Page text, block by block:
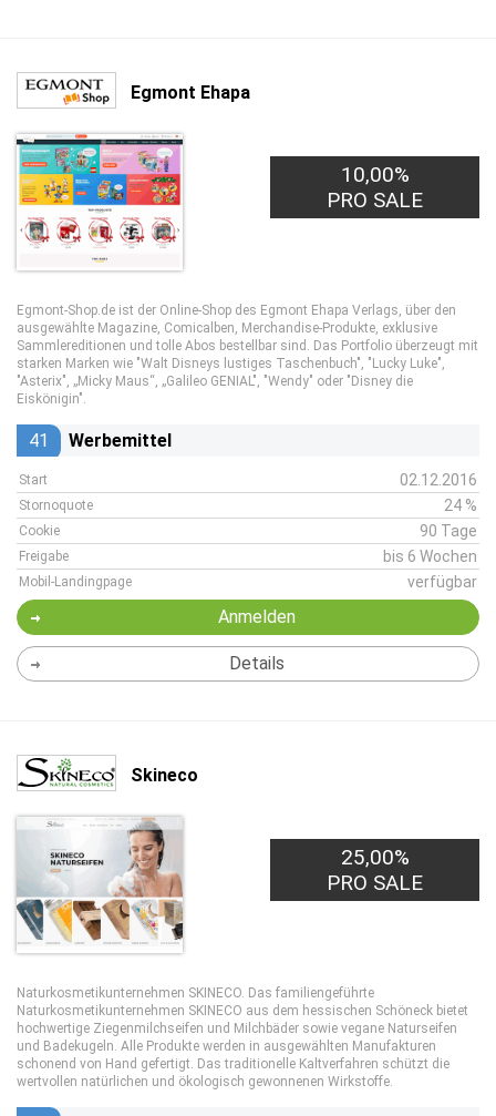
Egmont Ehapa
10,00%
PRO SALE
Egmont-Shop.de ist der Online-Shop des Egmont Ehapa Verlags, über den
ausgewählte Magazine, Comicalben, Merchandise-Produkte, exklusive
Sammlereditionen und tolle Abos bestellbar sind. Das Portfolio überzeugt mit
starken Marken wie "Walt Disneys lustiges Taschenbuch", "Lucky Luke",
"Asterix", „Micky Maus“, „Galileo GENIAL", "Wendy" oder "Disney die
Eiskönigin".
41 Werbemittel
Start 02.12.2016
Stornoquote 24 %
Cookie 90 Tage
Freigabe bis 6 Wochen
Mobil-Landingpage verfügbar
Anmelden
Details
Skineco
25,00%
PRO SALE
Naturkosmetikunternehmen SKINECO. Das familiengeführte
Naturkosmetikunternehmen SKINECO aus dem hessischen Schöneck bietet
hochwertige Ziegenmilchseifen und Milchbäder sowie vegane Naturseifen
und Badekugeln. Alle Produkte werden in ausgewählten Manufakturen
schonend von Hand gefertigt. Das traditionelle Kaltverfahren schützt die
wertvollen natürlichen und ökologisch gewonnenen Wirkstoffe.